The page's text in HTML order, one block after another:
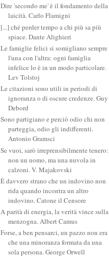
Dire 'secondo me' è il fondamento della
laicità. Carlo Flamigni
[...] ché perder tempo a chi più sa più
spiace. Dante Alighieri
Le famiglie felici si somigliano sempre
l'una con l'altra: ogni famiglia
infelice lo è in un modo particolare.
Lev Tolstoj
Le citazioni sono utili in periodi di
ignoranza o di oscure credenze. Guy
Debord
Sono partigiano e perciò odio chi non
parteggia, odio gli indifferenti.
Antonio Gramsci
Se vuoi, sarò irreprensibilmente tenero:
non un uomo, ma una nuvola in
calzoni. V. Majakovski
È davvero strano che un indovino non
rida quando incontra un altro
indovino. Catone il Censore
A parità di energia, la verità vince sulla
menzogna. Albert Camus
Forse, a ben pensarci, un pazzo non era
che una minoranza formata da una
sola persona. George Orwell